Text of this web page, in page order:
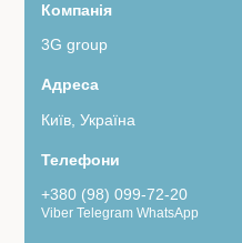
3G group
Київ, Україна
+380 (98) 099-72-20
Viber Telegram WhatsApp